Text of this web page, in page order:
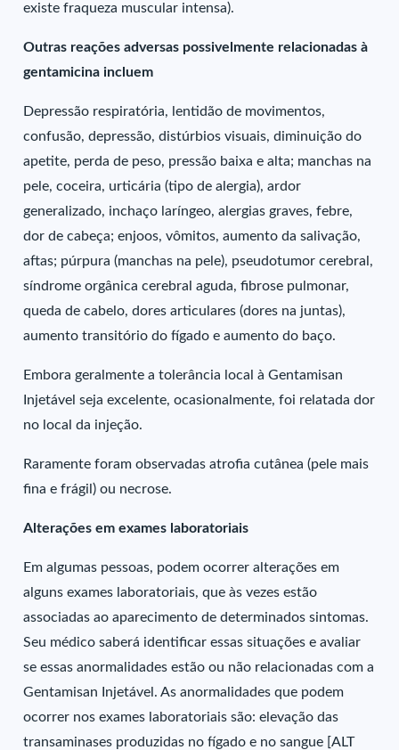
existe fraqueza muscular intensa).
Outras reações adversas possivelmente relacionadas à
gentamicina incluem
Depressão respiratória, lentidão de movimentos,
confusão, depressão, distúrbios visuais, diminuição do
apetite, perda de peso, pressão baixa e alta; manchas na
pele, coceira, urticária (tipo de alergia), ardor
generalizado, inchaço laríngeo, alergias graves, febre,
dor de cabeça; enjoos, vômitos, aumento da salivação,
aftas; púrpura (manchas na pele), pseudotumor cerebral,
síndrome orgânica cerebral aguda, fibrose pulmonar,
queda de cabelo, dores articulares (dores na juntas),
aumento transitório do fígado e aumento do baço.
Embora geralmente a tolerância local à Gentamisan
Injetável seja excelente, ocasionalmente, foi relatada dor
no local da injeção.
Raramente foram observadas atrofia cutânea (pele mais
fina e frágil) ou necrose.
Alterações em exames laboratoriais
Em algumas pessoas, podem ocorrer alterações em
alguns exames laboratoriais, que às vezes estão
associadas ao aparecimento de determinados sintomas.
Seu médico saberá identificar essas situações e avaliar
se essas anormalidades estão ou não relacionadas com a
Gentamisan Injetável. As anormalidades que podem
ocorrer nos exames laboratoriais são: elevação das
transaminases produzidas no fígado e no sangue [ALT